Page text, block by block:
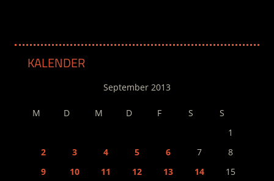
KALENDER
September 2013
M D M D F S
S
1
2
3 4 5 6 7
8
9
10 11 12 13 14
15